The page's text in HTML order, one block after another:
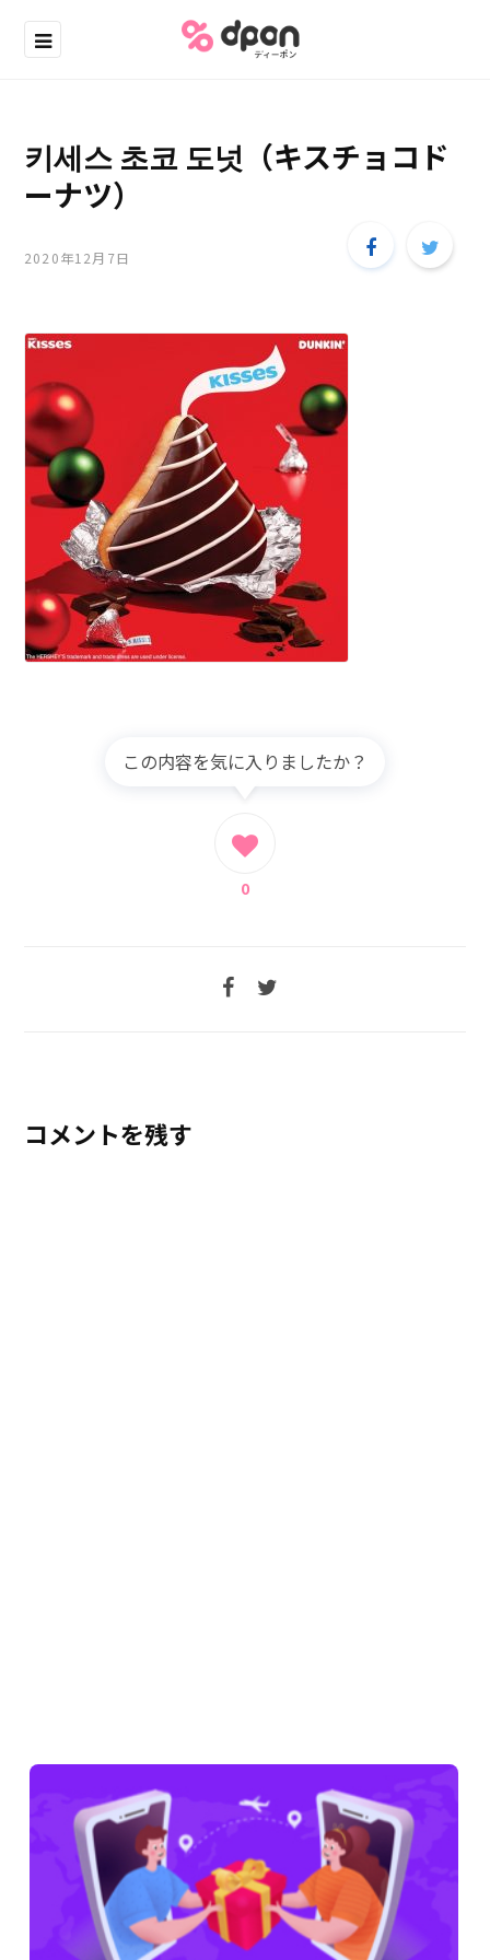
키세스 초코 도넛（キスチョコド
ーナツ）
2020年12月7日
この内容を気に入りましたか？
0
コメントを残す